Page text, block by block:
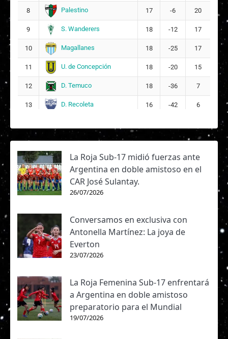
8 Palestino 17 -6 20
9 S. Wanderers 18 -12 17
10 Magallanes 18 -25 17
11 U. de Concepción 18 -20 15
12 D. Temuco 18 -36 7
13 D. Recoleta 16 -42 6
La Roja Sub-17 midió fuerzas ante
Argentina en doble amistoso en el
CAR José Sulantay.
26/07/2026
Conversamos en exclusiva con
Antonella Martínez: La joya de
Everton
23/07/2026
La Roja Femenina Sub-17 enfrentará
a Argentina en doble amistoso
preparatorio para el Mundial
19/07/2026